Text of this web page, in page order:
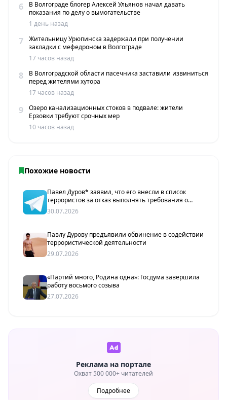
6
В Волгограде блогер Алексей Ульянов начал давать
показания по делу о вымогательстве
1 день назад
7
Жительницу Урюпинска задержали при получении
закладки с мефедроном в Волгограде
17 часов назад
8
В Волгоградской области пасечника заставили извиниться
перед жителями хутора
17 часов назад
9
Озеро канализационных стоков в подвале: жители
Ерзовки требуют срочных мер
10 часов назад
Похожие новости
Павел Дуров* заявил, что его внесли в список
террористов за отказ выполнять требования о
слежке и цензуре
30.07.2026
Павлу Дурову предъявили обвинение в содействии
террористической деятельности
29.07.2026
«Партий много, Родина одна»: Госдума завершила
работу восьмого созыва
27.07.2026
Реклама на портале
Охват 500 000+ читателей
Подробнее